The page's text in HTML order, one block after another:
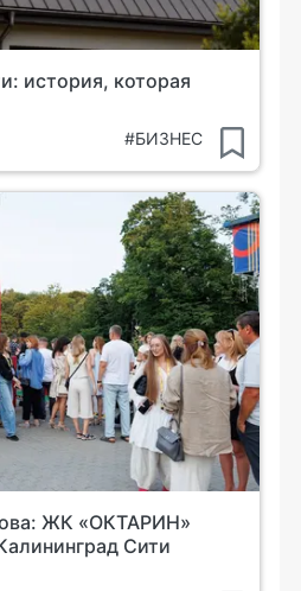
история, которая
#БИЗНЕС
ЖК «ОКТАРИН»
Сити